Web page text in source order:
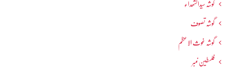
گوشہ سیدالشھداء
گوشہ تصوف
گوشہ غوث الاعظم
فلسطین نمبر